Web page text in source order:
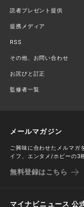
読者プレゼント提供
提携メディア
RSS
その他、お問い合わせ
お詫びと訂正
監修者一覧
メールマガジン
ご興味に合わせたメルマガ
イフ、エンタメ/ホビーの3
無料登録はこちら
マイナビニュース 公